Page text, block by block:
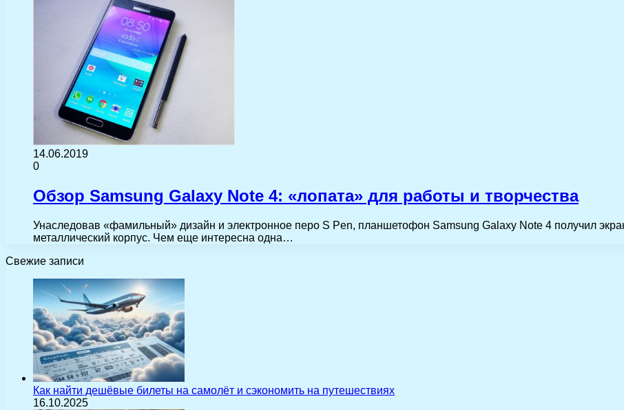
14.06.2019
0
Обзор Samsung Galaxy Note 4: «лопата» для работы и творчества
Унаследовав «фамильный» дизайн и электронное перо S Pen, планшетофон Samsung Galaxy Note 4 получил
металлический корпус. Чем еще интересна одна…
Свежие записи
Как найти дешёвые билеты на самолёт и сэкономить на путешествиях
16.10.2025